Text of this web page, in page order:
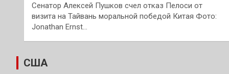
Сенатор Алексей Пушков счел отказ Пелоси от
визита на Тайвань моральной победой Китая Фото:
Jonathan Ernst…
США